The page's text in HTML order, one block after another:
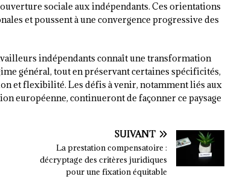
sociale aux indépendants. Ces orientations
et poussent à une convergence progressive des
indépendants connaît une transformation
général, tout en préservant certaines spécificités,
et flexibilité. Les défis à venir, notamment liés aux
européenne, continueront de façonner ce paysage
SUIVANT
La prestation compensatoire :
décryptage des critères juridiques
pour une fixation équitable